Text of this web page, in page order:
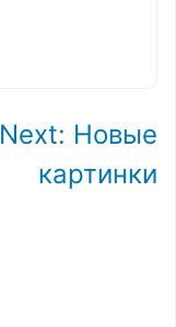
Next: Новые
картинки